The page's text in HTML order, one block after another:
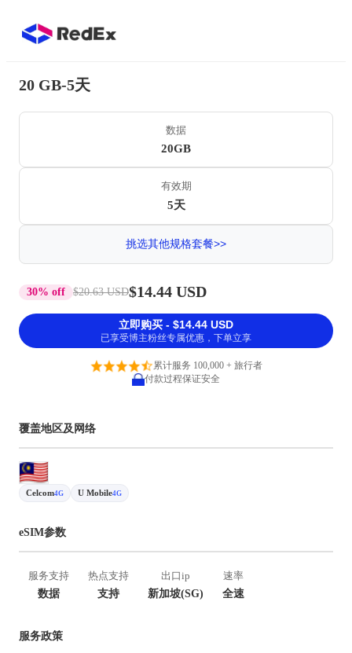
20 GB-5天
数据
20GB
有效期
5天
挑选其他规格套餐>>
30% off $20.63 USD$14.44 USD
立即购买 - $14.44 USD
已享受博主粉丝专属优惠，下单立享
累计服务 100,000 + 旅行者
付款过程保证安全
覆盖地区及网络
Celcom4G U Mobile4G
eSIM参数
服务支持
数据
热点支持
支持
出口ip
新加坡(SG)
速率
全速
服务政策